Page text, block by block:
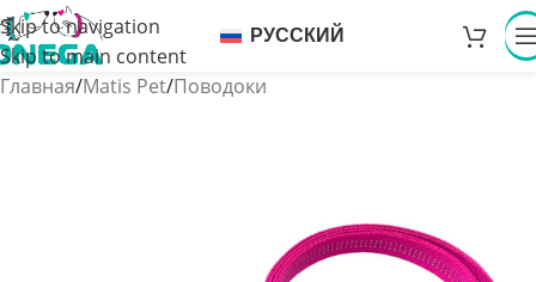
Skip to navigation
Skip to main content
РУССКИЙ
Главная/Matis Pet/Поводоки